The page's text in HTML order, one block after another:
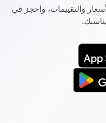
والتقييمات، واحجز في